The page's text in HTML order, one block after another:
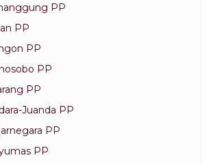
PP
PP
PP
PP
PP
Juanda PP
PP
PP